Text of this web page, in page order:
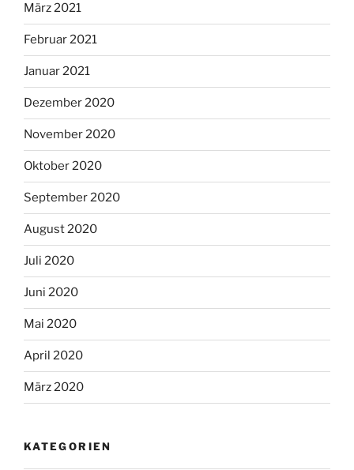
März 2021
Februar 2021
Januar 2021
Dezember 2020
November 2020
Oktober 2020
September 2020
August 2020
Juli 2020
Juni 2020
Mai 2020
April 2020
März 2020
KATEGORIEN